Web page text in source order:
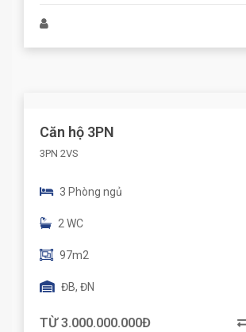
Căn hộ 3PN
3PN 2VS
3 Phòng ngủ
2 WC
97m2
ĐB, ĐN
TỪ 3.000.000.000Đ